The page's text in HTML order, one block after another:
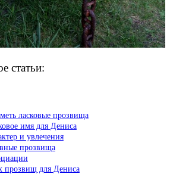
статьи:
ласковые прозвища
имя для Дениса
и увлечения
прозвища
прозвищ для Дениса